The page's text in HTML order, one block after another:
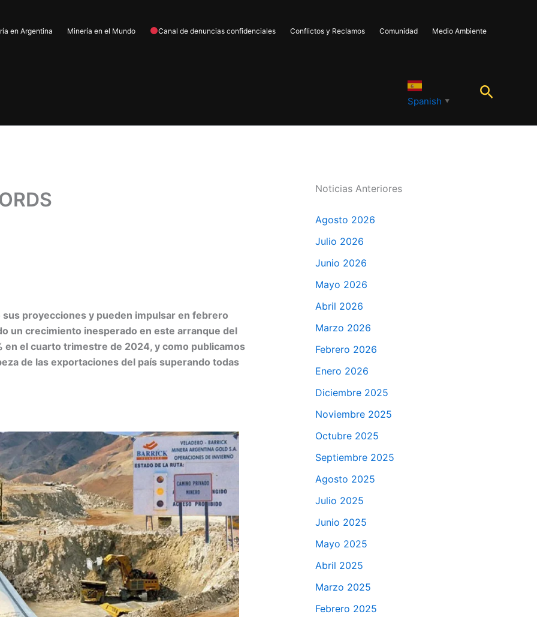
en Argentina Minería en el Mundo Canal de denuncias confidenciales Conflictos y Reclamos Comunidad Medio Ambiente
Spanish ▼
Buscar
proyecciones y pueden impulsar en febrero
un crecimiento inesperado en este arranque del
en el cuarto trimestre de 2024, y como publicamos
de las exportaciones del país superando todas
Noticias Anteriores
Agosto 2026
Julio 2026
Junio 2026
Mayo 2026
Abril 2026
Marzo 2026
Febrero 2026
Enero 2026
Diciembre 2025
Noviembre 2025
Octubre 2025
Septiembre 2025
Agosto 2025
Julio 2025
Junio 2025
Mayo 2025
Abril 2025
Marzo 2025
Febrero 2025